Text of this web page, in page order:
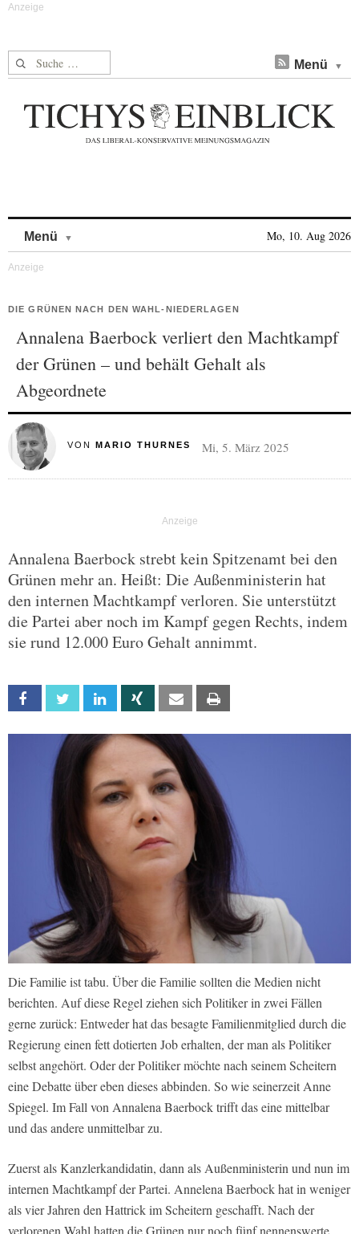
Suche nach: Menü
Menü Mo, 10. Aug 2026
DIE GRÜNEN NACH DEN WAHL-NIEDERLAGEN
Annalena Baerbock verliert den Machtkampf
der Grünen – und behält Gehalt als
Abgeordnete
VON MARIO THURNES Mi, 5. März 2025
Annalena Baerbock strebt kein Spitzenamt bei den
Grünen mehr an. Heißt: Die Außenministerin hat
den internen Machtkampf verloren. Sie unterstützt
die Partei aber noch im Kampf gegen Rechts, indem
sie rund 12.000 Euro Gehalt annimmt.
Facebook Twitter Linkedin Xing Email
Die Familie ist tabu. Über die Familie sollten die Medien nicht
berichten. Auf diese Regel ziehen sich Politiker in zwei Fällen
gerne zurück: Entweder hat das besagte Familienmitglied durch die
Regierung einen fett dotierten Job erhalten, der man als Politiker
selbst angehört. Oder der Politiker möchte nach seinem Scheitern
eine Debatte über eben dieses abbinden. So wie seinerzeit Anne
Spiegel. Im Fall von Annalena Baerbock trifft das eine mittelbar
und das andere unmittelbar zu.
Zuerst als Kanzlerkandidatin, dann als Außenministerin und nun im
internen Machtkampf der Partei. Annelena Baerbock hat in weniger
als vier Jahren den Hattrick im Scheitern geschafft. Nach der
verlorenen Wahl hatten die Grünen nur noch fünf nennenswerte